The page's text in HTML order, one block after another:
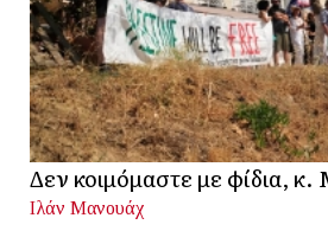
Δεν κοιμόμαστε με φίδια, κ.
Ιλάν Μανουάχ